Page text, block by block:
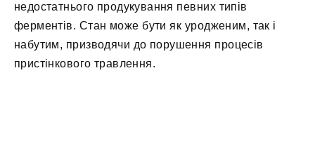
недостатнього продукування певних типів
ферментів. Стан може бути як уродженим, так і
набутим, призводячи до порушення процесів
пристінкового травлення.